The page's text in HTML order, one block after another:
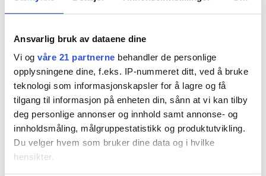
Ansvarlig bruk av dataene dine
Vi og våre 21 partnerne behandler de personlige
opplysningene dine, f.eks. IP-nummeret ditt, ved å bruke
teknologi som informasjonskapsler for å lagre og få
tilgang til informasjon på enheten din, sånn at vi kan tilby
deg personlige annonser og innhold samt annonse- og
innholdsmåling, målgruppestatistikk og produktutvikling.
Du velger hvem som bruker dine data og i hvilke
hensikter.
selskapet Baos, som gikk konkurs etter at ansatte hadde
– I så fall har selskapene beregnet seg større
overskudd og utbytte enn de burde ha gjort, parerer
Mette Nord, og legger til:
- Hvis det medfører konkurser å gi ansatte det de har
krav på, så er det absolutt et signal til kommunene om
å sørge for tjenestene i egen regi.